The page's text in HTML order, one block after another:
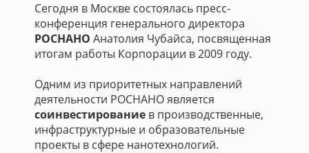
Сегодня в Москве состоялась пресс-
конференция генерального директора
РОСНАНО Анатолия Чубайса, посвященная
итогам работы Корпорации в 2009 году.
Одним из приоритетных направлений
деятельности РОСНАНО является
соинвестирование в производственные,
инфраструктурные и образовательные
проекты в сфере нанотехнологий.